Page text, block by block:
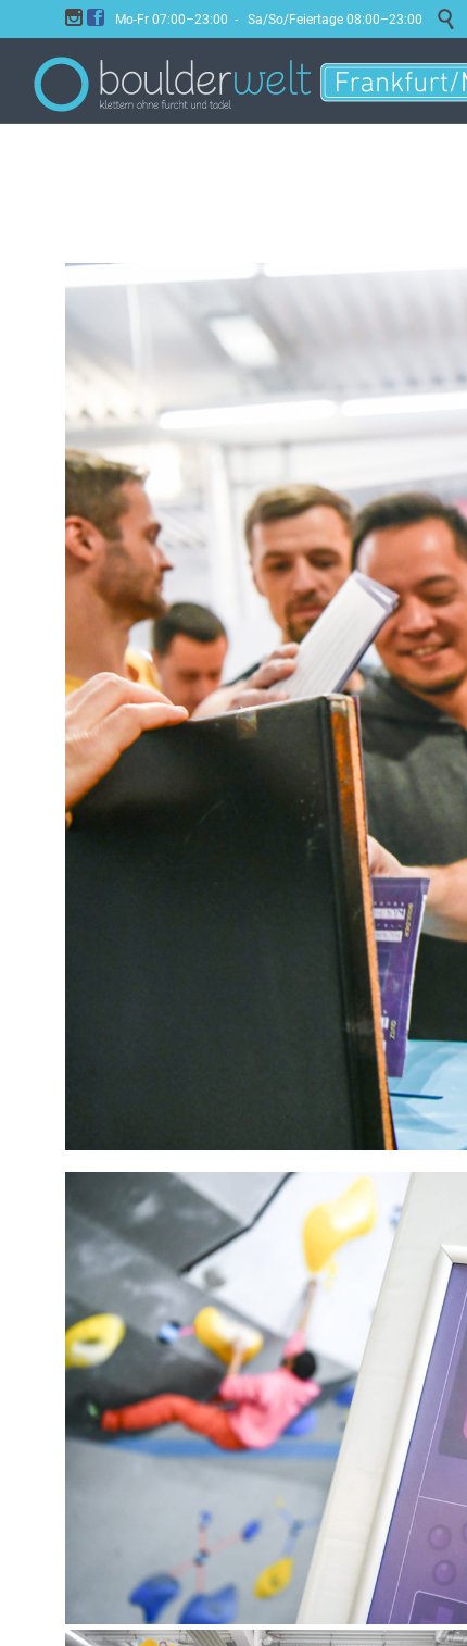
  Mo-Fr 07:00–23:00 - Sa/So/Feiertage 08:00–23:00 